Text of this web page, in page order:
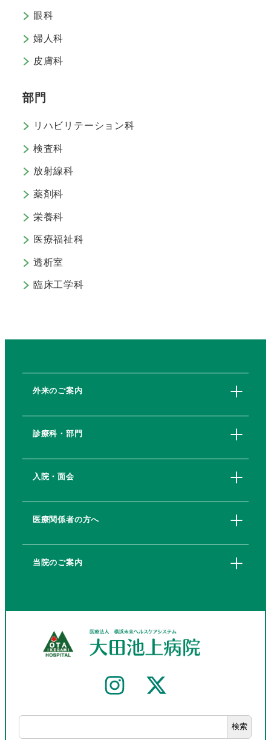
眼科
婦人科
皮膚科
部門
リハビリテーション科
検査科
放射線科
薬剤科
栄養科
医療福祉科
透析室
臨床工学科
外来のご案内
診療科・部門
入院・面会
医療関係者の方へ
当院のご案内
検索